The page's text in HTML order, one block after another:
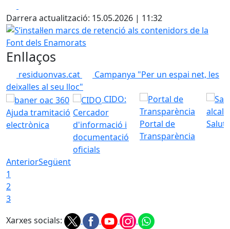
Darrera actualització: 15.05.2026 | 11:32
S’instal·len marcs de retenció als contenidors de la Font
Enllaços
residuonvas.cat
Campanya "Per un espai net, les
deixalles al seu lloc"
Ajuda tramitació
electrònica
CIDO:
Cercador
d'informació i
documentació
oficials
Portal de
Transparència
AnteriorSegüent
1
2
3
Xarxes socials: